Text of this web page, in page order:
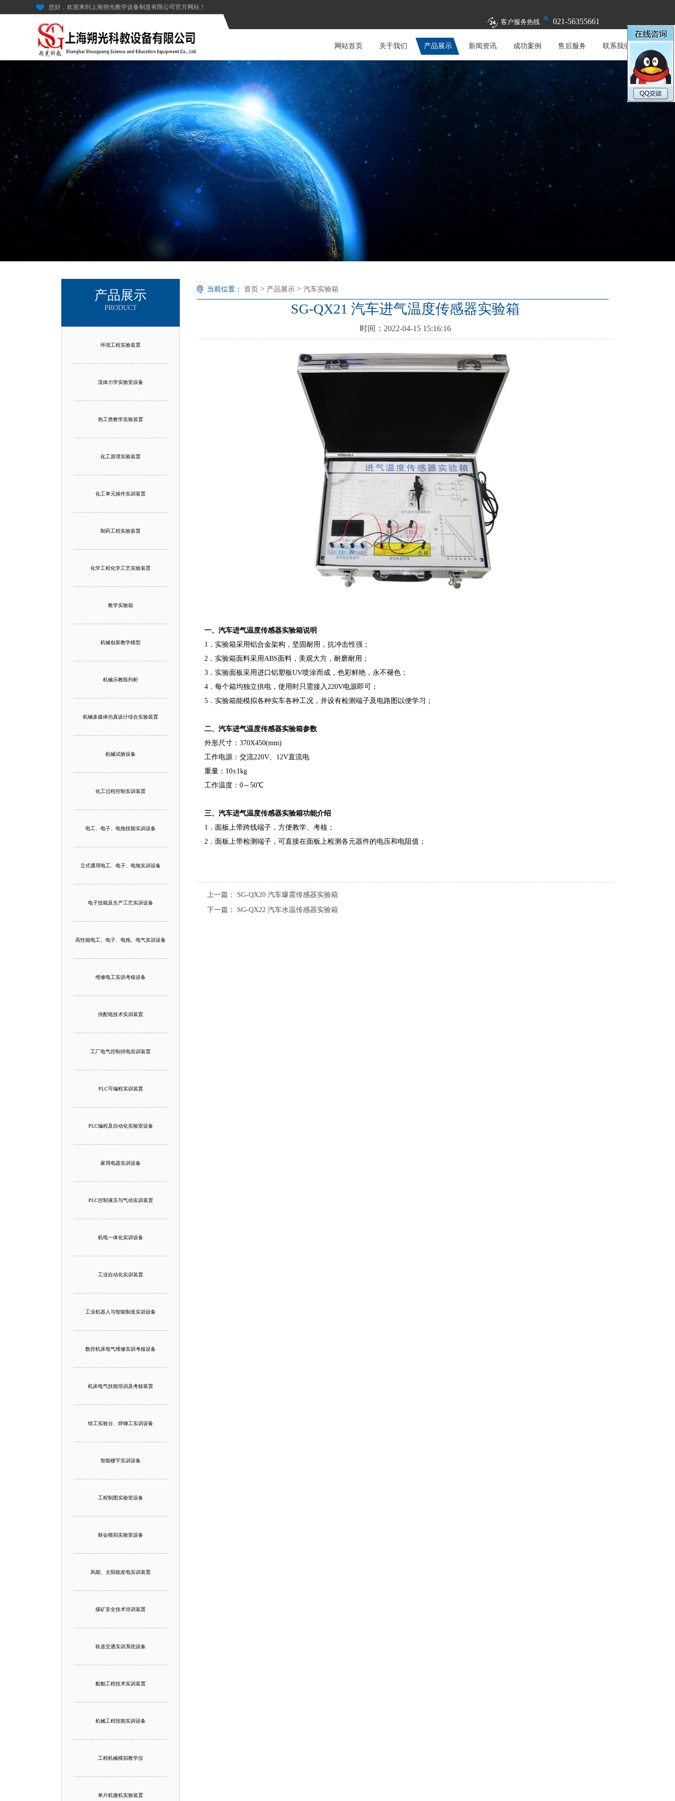
您好，欢迎来到上海朔光教学设备制造有限公司官方网站！
客户服务热线 021-56355661
网站首页 关于我们 产品展示 新闻资讯 成功案例 售后服务 联系我们
产品展示
PRODUCT
环境工程实验装置
流体力学实验室设备
热工类教学实验装置
化工原理实验装置
化工单元操作实训装置
制药工程实验装置
化学工程化学工艺实验装置
教学实验箱
机械创新教学模型
机械示教陈列柜
机械多媒体仿真设计综合实验装置
机械试验设备
化工过程控制实训装置
电工、电子、电拖技能实训设备
立式通用电工、电子、电拖实训设备
电子技能及生产工艺实训设备
高性能电工、电子、电拖、电气实训设备
维修电工实训考核设备
供配电技术实训装置
工厂电气控制供电实训装置
PLC可编程实训装置
PLC编程及自动化实验室设备
家用电器实训设备
PLC控制液压与气动实训装置
机电一体化实训设备
工业自动化实训装置
工业机器人与智能制造实训设备
数控机床电气维修实训考核设备
机床电气技能培训及考核装置
钳工实验台、焊铆工实训设备
智能楼宇实训设备
工程制图实验室设备
财会模拟实验室设备
风能、太阳能发电实训装置
煤矿安全技术培训装置
轨道交通实训系统设备
船舶工程技术实训装置
机械工程技能实训设备
工程机械模拟教学仪
单片机微机实验装置
当前位置： 首页 > 产品展示 > 汽车实验箱
SG-QX21 汽车进气温度传感器实验箱
时间：2022-04-15 15:16:16
一、汽车进气温度传感器实验箱说明
1．实验箱采用铝合金架构，坚固耐用，抗冲击性强；
2．实验箱面料采用ABS面料，美观大方，耐磨耐用；
3．实验面板采用进口铝塑板UV喷涂而成，色彩鲜艳，永不褪色；
4．每个箱均独立供电，使用时只需接入220V电源即可；
5．实验箱能模拟各种实车各种工况，并设有检测端子及电路图以便学习；
二、汽车进气温度传感器实验箱参数
外形尺寸：370X450(mm)
工作电源：交流220V、12V直流电
重量：10±1kg
工作温度：0～50℃
三、汽车进气温度传感器实验箱功能介绍
1．面板上带跨线端子，方便教学、考核；
2．面板上带检测端子，可直接在面板上检测各元器件的电压和电阻值；
上一篇： SG-QX20 汽车爆震传感器实验箱
下一篇： SG-QX22 汽车水温传感器实验箱